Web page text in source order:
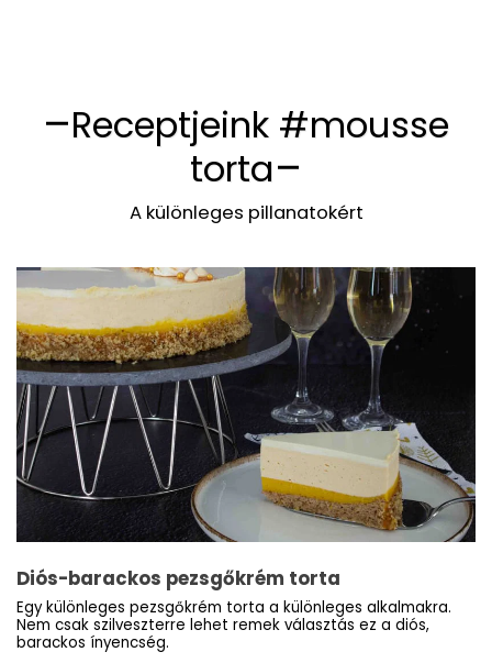
Receptjeink #mousse
torta
A különleges pillanatokért
Diós-barackos pezsgőkrém torta
Egy különleges pezsgőkrém torta a különleges alkalmakra.
Nem csak szilveszterre lehet remek választás ez a diós,
barackos ínyencség.